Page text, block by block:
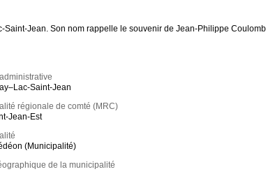
Jean. Son nom rappelle le souvenir de Jean-Philippe
Saint-Jean
régionale de comté (MRC)
Jean-Est
(Municipalité)
de la municipalité